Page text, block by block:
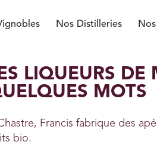
Nos Distilleries
LIQUEURS DE
MOTS
Francis fabrique des
bio.